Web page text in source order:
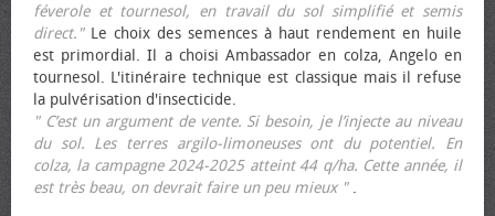
féverole et tournesol, en travail du sol simplifié et semis
direct."Le choix des semences à haut rendement en huile
est primordial. Il a choisi Ambassador en colza, Angelo en
tournesol. L'itinéraire technique est classique mais il refuse
la pulvérisation d'insecticide.
" C’est un argument de vente. Si besoin, je l’injecte au niveau
du sol. Les terres argilo-limoneuses ont du potentiel. En
colza, la campagne 2024-2025 atteint 44 q/ha. Cette année, il
est très beau, on devrait faire un peu mieux ".